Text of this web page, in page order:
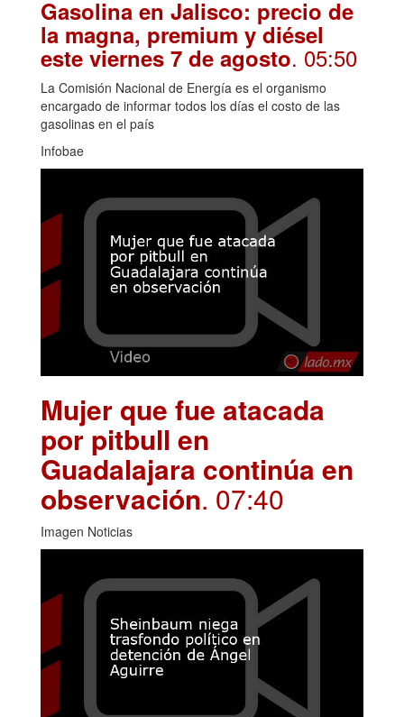
Gasolina en Jalisco: precio de
la magna, premium y diésel
este viernes 7 de agosto. 05:50
La Comisión Nacional de Energía es el organismo
encargado de informar todos los días el costo de las
gasolinas en el país
Infobae
Mujer que fue atacada
por pitbull en
Guadalajara continúa en
observación. 07:40
Imagen Noticias